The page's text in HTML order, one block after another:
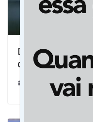
Defesa Civil
queda de
22/06/2026